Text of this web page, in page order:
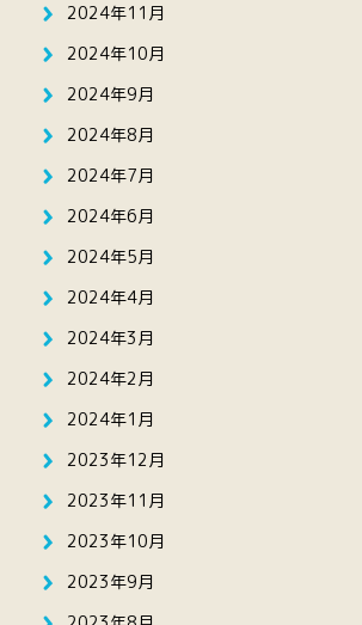
2024年11月
2024年10月
2024年9月
2024年8月
2024年7月
2024年6月
2024年5月
2024年4月
2024年3月
2024年2月
2024年1月
2023年12月
2023年11月
2023年10月
2023年9月